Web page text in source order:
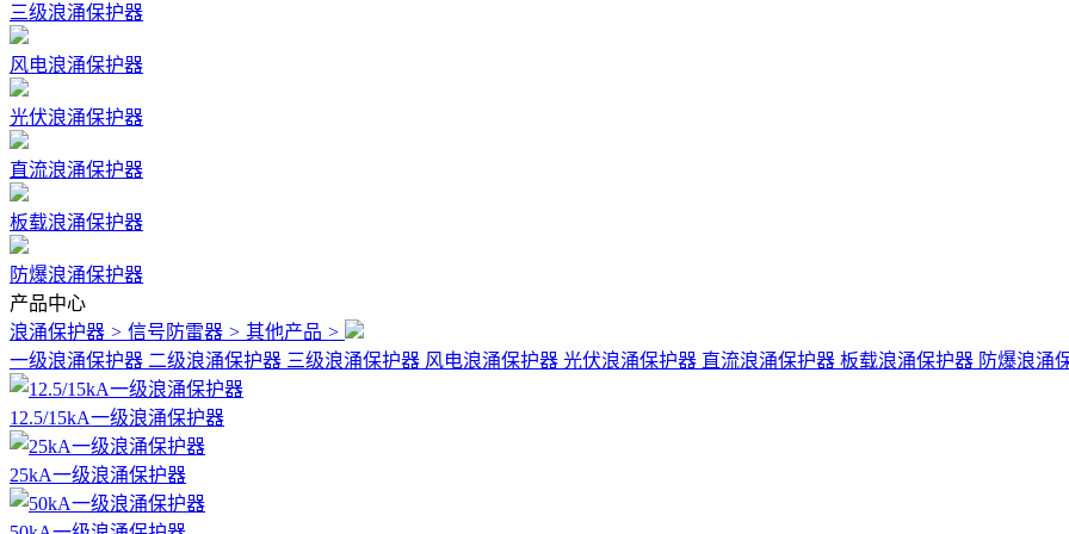
三级浪涌保护器
风电浪涌保护器
光伏浪涌保护器
直流浪涌保护器
板载浪涌保护器
防爆浪涌保护器
产品中心
浪涌保护器 > 信号防雷器 > 其他产品 >
一级浪涌保护器 二级浪涌保护器 三级浪涌保护器 风电浪涌保护器 光伏浪涌保护器 直流浪涌保护器 板载浪涌保护器 防爆浪涌
12.5/15kA一级浪涌保护器
25kA一级浪涌保护器